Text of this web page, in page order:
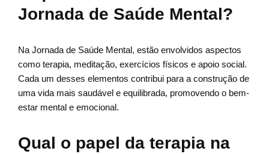
Jornada de Saúde Mental?
Na Jornada de Saúde Mental, estão envolvidos aspectos
como terapia, meditação, exercícios físicos e apoio social.
Cada um desses elementos contribui para a construção de
uma vida mais saudável e equilibrada, promovendo o bem-
estar mental e emocional.
Qual o papel da terapia na